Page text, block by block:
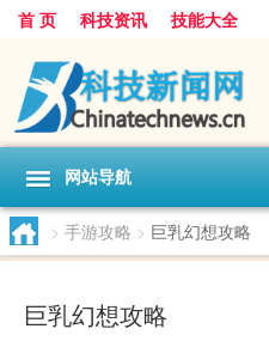
首 页 科技资讯 技能大全
网站导航
> 手游攻略 > 巨乳幻想攻略
巨乳幻想攻略